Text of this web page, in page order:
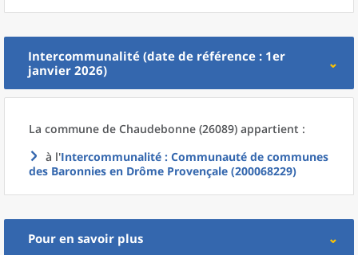
Intercommunalité (date de référence : 1er
janvier 2026)
La commune de Chaudebonne (26089) appartient :
à l'Intercommunalité : Communauté de communes
des Baronnies en Drôme Provençale (200068229)
Pour en savoir plus